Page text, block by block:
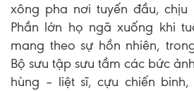
xông pha nơi tuyến đầu, chịu
Phần lớn họ ngã xuống khi
mang theo sự hồn nhiên,
Bộ sưu tập sưu tầm các bức
hùng – liệt sĩ, cựu chiến